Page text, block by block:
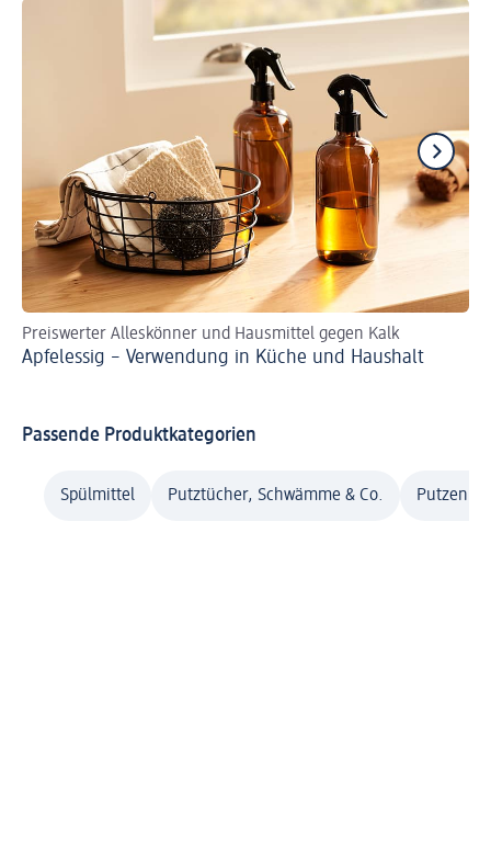
Preiswerter Alleskönner und Hausmittel gegen Kalk
Apfelessig – Verwendung in Küche und Haushalt
Passende Produktkategorien
Spülmittel Putztücher, Schwämme & Co. Putzen &